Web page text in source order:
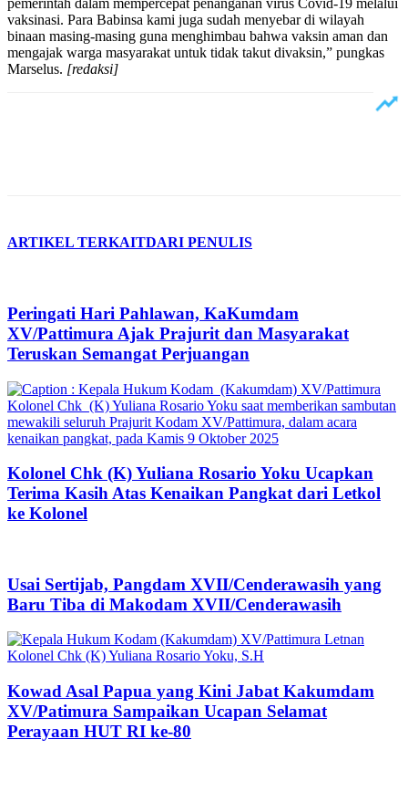
vaksinasi. Para Babinsa kami juga sudah menyebar di wilayah
binaan masing-masing guna menghimbau bahwa vaksin aman dan
mengajak warga masyarakat untuk tidak takut divaksin,” pungkas
Marselus. [redaksi]
ARTIKEL TERKAITDARI PENULIS
Peringati Hari Pahlawan, KaKumdam
XV/Pattimura Ajak Prajurit dan Masyarakat
Teruskan Semangat Perjuangan
Kolonel Chk (K) Yuliana Rosario Yoku Ucapkan
Terima Kasih Atas Kenaikan Pangkat dari Letkol
ke Kolonel
Usai Sertijab, Pangdam XVII/Cenderawasih yang
Baru Tiba di Makodam XVII/Cenderawasih
Kowad Asal Papua yang Kini Jabat Kakumdam
XV/Patimura Sampaikan Ucapan Selamat
Perayaan HUT RI ke-80